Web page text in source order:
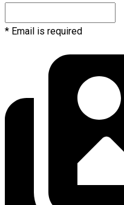
* Email is required